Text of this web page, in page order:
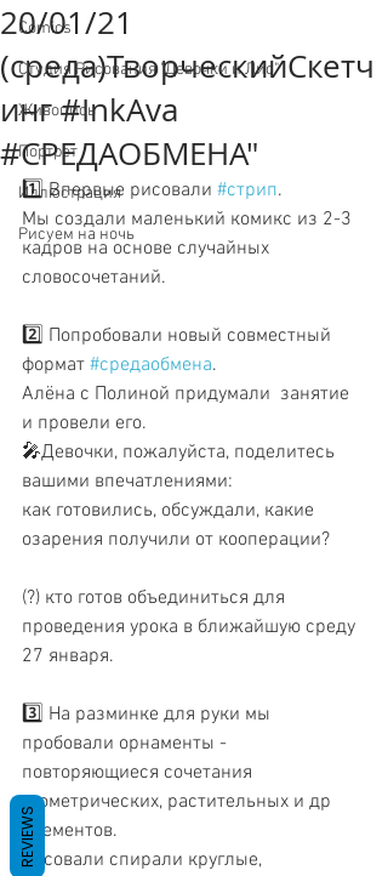
Comics
Студия Рисования "Девочки и Лис"
Живопись
Портрет
Иллюстрация
Рисуем на ночь
20/01/21
(среда)ТворческийСкетч
инг #InkAva
#СРЕДАОБМЕНА"
1️⃣ Впервые рисовали #стрип.
Мы создали маленький комикс из 2-3
кадров на основе случайных
словосочетаний.
2️⃣ Попробовали новый совместный
формат #средаобмена.
Алёна с Полиной придумали  занятие
и провели его.
🎤Девочки, пожалуйста, поделитесь
вашими впечатлениями:
как готовились, обсуждали, какие
озарения получили от кооперации?
(?) кто готов объединиться для
проведения урока в ближайшую среду
27 января.
3️⃣ На разминке для руки мы
пробовали орнаменты -
повторяющиеся сочетания
геометрических, растительных и др
элементов.
Рисовали спирали круглые,
REVIEWS